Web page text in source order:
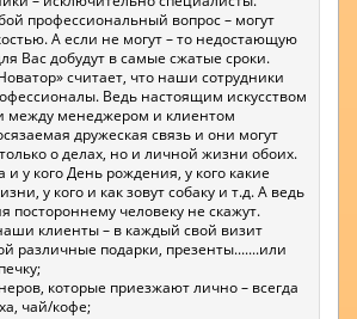
профессиональный вопрос – могут
А если не могут – то недостающую
Вас добудут в самые сжатые сроки.
считает, что наши сотрудники
Ведь настоящим искусством
между менеджером и клиентом
дружеская связь и они могут
о делах, но и личной жизни обоих.
у кого День рождения, у кого какие
у кого и как зовут собаку и т.д. А ведь
постороннему человеку не скажут.
клиенты – в каждый свой визит
различные подарки, презенты.......или
которые приезжают лично – всегда
чай/кофе;